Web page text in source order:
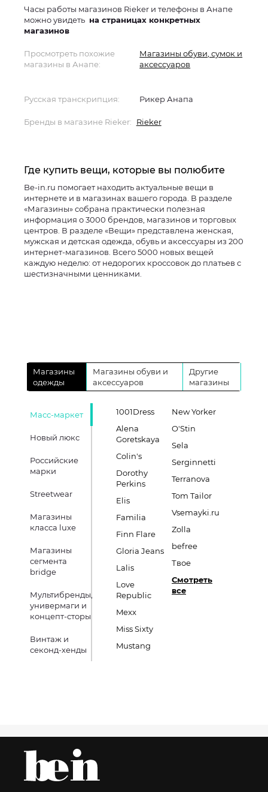
Часы работы магазинов Rieker и телефоны в Анапе
можно увидеть на страницах конкретных
магазинов
Просмотреть похожие
магазины в Анапе:
Магазины обуви, сумок и
аксессуаров
Русская транскрипция: Рикер Анапа
Бренды в магазине Rieker: Rieker
Где купить вещи, которые вы полюбите
Be-in.ru помогает находить актуальные вещи в
интернете и в магазинах вашего города. В разделе
«Магазины» собрана практически полезная
информация о 3000 брендов, магазинов и торговых
центров. В разделе «Вещи» представлена женская,
мужская и детская одежда, обувь и аксессуары из 200
интернет-магазинов. Всего 5000 новых вещей
каждую неделю: от недорогих кроссовок до платьев с
шестизначными ценниками.
Магазины
одежды
Магазины обуви и
аксессуаров
Другие
магазины
Масс-маркет
Новый люкс
Российские
марки
Streetwear
Магазины
класса luxe
Магазины
сегмента
bridge
Мультибренды,
универмаги и
концепт-сторы
Винтаж и
секонд-хенды
1001Dress
Alena
Goretskaya
Colin's
Dorothy
Perkins
Elis
Familia
Finn Flare
Gloria Jeans
Lalis
Love
Republic
Mexx
Miss Sixty
Mustang
New Yorker
O'Stin
Sela
Serginnetti
Terranova
Tom Tailor
Vsemayki.ru
Zolla
befree
Твое
Смотреть
все